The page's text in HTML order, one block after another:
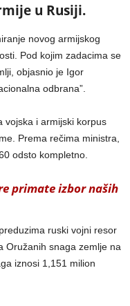
u Rusiji.
novog armijskog
Pod kojim zadacima se
objasnio je Igor
odbrana”.
vojska i armijski korpus
Prema rečima ministra,
odsto kompletno.
primate izbor naših
ruski vojni resor
Oružanih snaga zemlje na
iznosi 1,151 milion